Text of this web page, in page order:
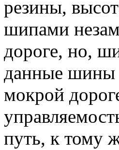
резины,
шипами
дороге, но,
данные шины
мокрой
путь, к тому